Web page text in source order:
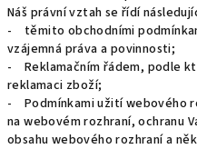
Náš právní vztah se řídí
- těmito obchodními
vzájemná práva a povinnosti;
- Reklamačním řádem, podle
reklamaci zboží;
- Podmínkami užití webového
na webovém rozhraní, ochranu
obsahu webového rozhraní a